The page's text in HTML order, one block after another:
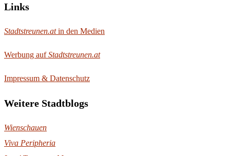
Links
Stadtstreunen.atin den Medien
Werbung aufStadtstreunen.at
Impressum & Datenschutz
Weitere Stadtblogs
Wienschauen
Viva Peripheria